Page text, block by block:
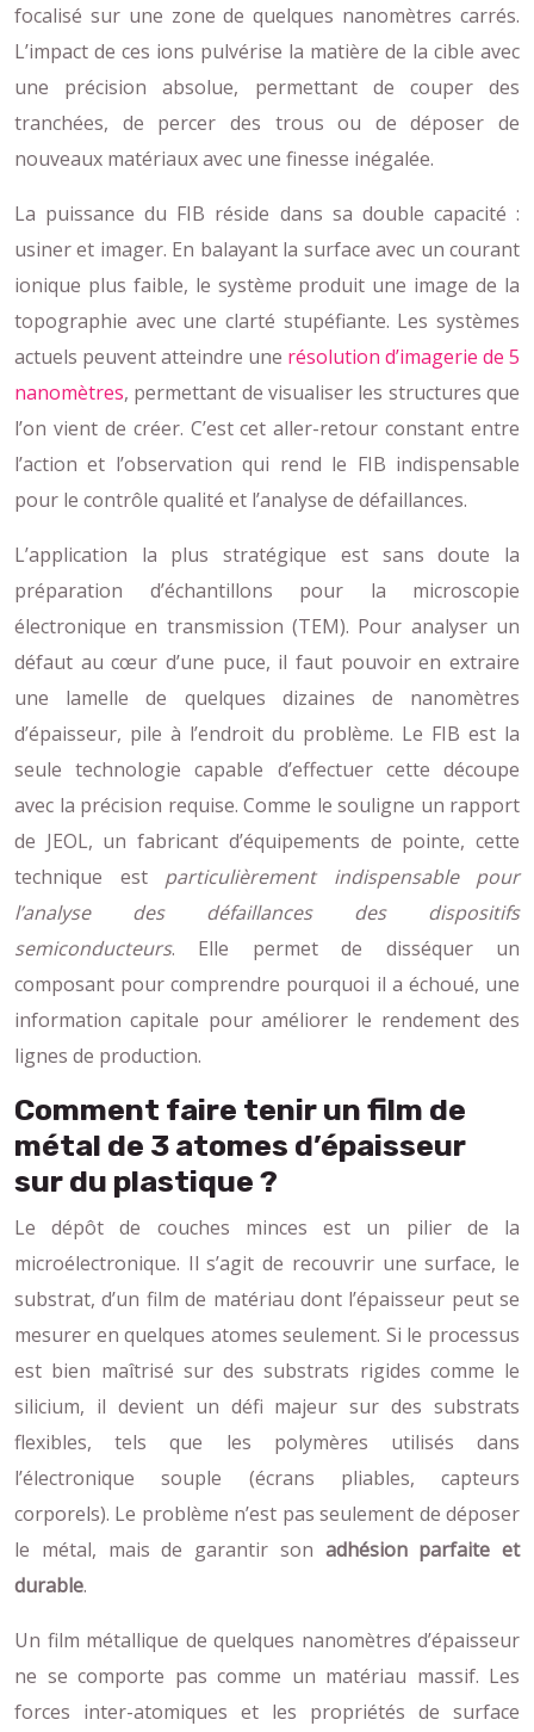
focalisé sur une zone de quelques nanomètres carrés.
L’impact de ces ions pulvérise la matière de la cible avec
une précision absolue, permettant de couper des
tranchées, de percer des trous ou de déposer de
nouveaux matériaux avec une finesse inégalée.
La puissance du FIB réside dans sa double capacité :
usiner et imager. En balayant la surface avec un courant
ionique plus faible, le système produit une image de la
topographie avec une clarté stupéfiante. Les systèmes
actuels peuvent atteindre une résolution d’imagerie de 5
nanomètres, permettant de visualiser les structures que
l’on vient de créer. C’est cet aller-retour constant entre
l’action et l’observation qui rend le FIB indispensable
pour le contrôle qualité et l’analyse de défaillances.
L’application la plus stratégique est sans doute la
préparation d’échantillons pour la microscopie
électronique en transmission (TEM). Pour analyser un
défaut au cœur d’une puce, il faut pouvoir en extraire
une lamelle de quelques dizaines de nanomètres
d’épaisseur, pile à l’endroit du problème. Le FIB est la
seule technologie capable d’effectuer cette découpe
avec la précision requise. Comme le souligne un rapport
de JEOL, un fabricant d’équipements de pointe, cette
technique est particulièrement indispensable pour
l’analyse des défaillances des dispositifs
semiconducteurs. Elle permet de disséquer un
composant pour comprendre pourquoi il a échoué, une
information capitale pour améliorer le rendement des
lignes de production.
Comment faire tenir un film de
métal de 3 atomes d’épaisseur
sur du plastique ?
Le dépôt de couches minces est un pilier de la
microélectronique. Il s’agit de recouvrir une surface, le
substrat, d’un film de matériau dont l’épaisseur peut se
mesurer en quelques atomes seulement. Si le processus
est bien maîtrisé sur des substrats rigides comme le
silicium, il devient un défi majeur sur des substrats
flexibles, tels que les polymères utilisés dans
l’électronique souple (écrans pliables, capteurs
corporels). Le problème n’est pas seulement de déposer
le métal, mais de garantir son adhésion parfaite et
durable.
Un film métallique de quelques nanomètres d’épaisseur
ne se comporte pas comme un matériau massif. Les
forces inter-atomiques et les propriétés de surface